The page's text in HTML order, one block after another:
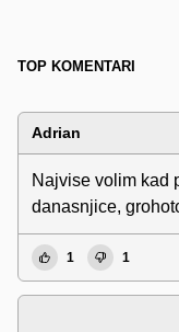
TOP KOMENTARI
Adrian
Najvise volim kad
danasnjice,
1 1